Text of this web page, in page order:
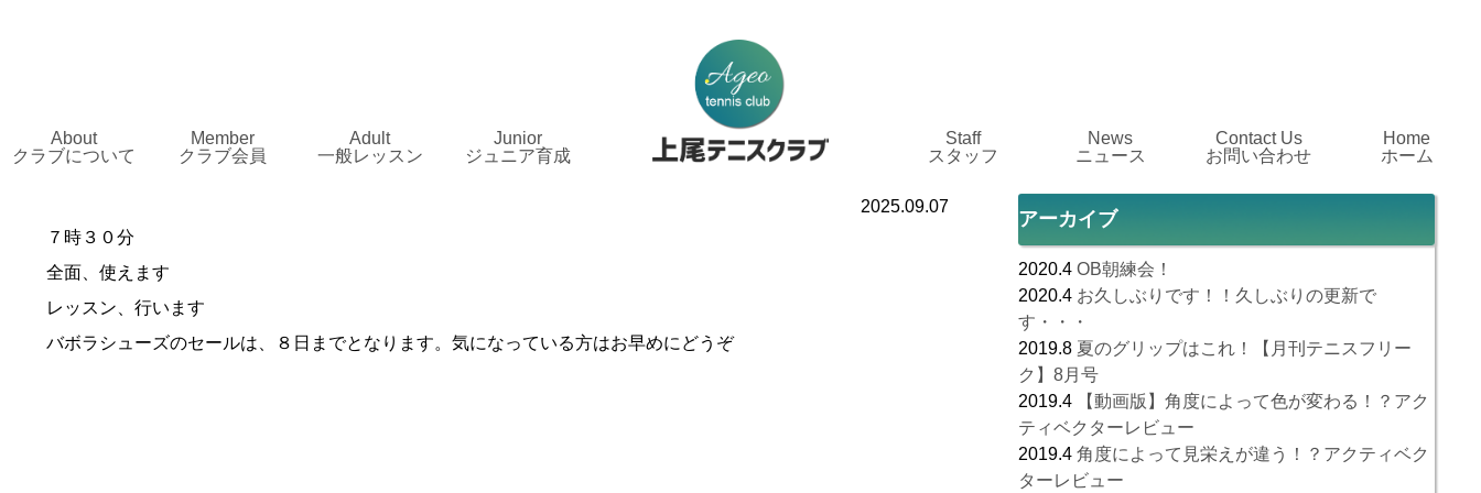
About
クラブについて
Member
クラブ会員
Adult
一般レッスン
Junior
ジュニア育成
Staff
スタッフ
News
ニュース
Contact Us
お問い合わせ
Home
ホーム
2025.09.07
７時３０分
全面、使えます
レッスン、行います
バボラシューズのセールは、８日までとなります。気になっている方はお早めにどうぞ
アーカイブ
2020.4 OB朝練会！
2020.4 お久しぶりです！！久しぶりの更新で
す・・・
2019.8 夏のグリップはこれ！【月刊テニスフリー
ク】8月号
2019.4
【動画版】角度によって色が変わる！？アク
ティベクターレビュー
2019.4 角度によって見栄えが違う！？アクティベク
ターレビュー